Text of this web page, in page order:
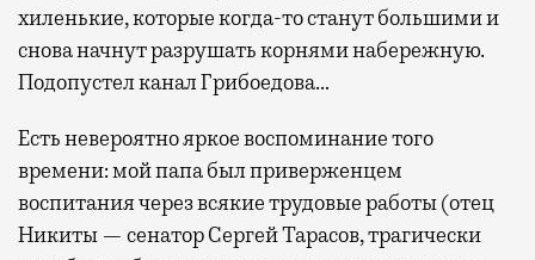
хиленькие, которые когда-то станут большими и
снова начнут разрушать корнями набережную.
Подопустел канал Грибоедова…
Есть невероятно яркое воспоминание того
времени: мой папа был приверженцем
воспитания через всякие трудовые работы (отец
Никиты — сенатор Сергей Тарасов, трагически